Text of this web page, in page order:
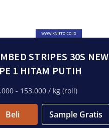
STRIPES 30S NEW
1 HITAM PUTIH
- 153.000 / kg (roll)
Beli Sample Gratis